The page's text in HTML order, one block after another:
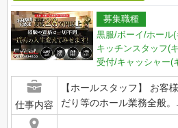
募集職種
黒服/ボーイ/ホール
キッチンスタッフ(
受付/キャッシャー(
仕事内容
【ホールスタッフ】 お客
だり等のホール業務全般。...